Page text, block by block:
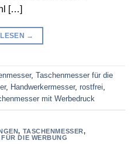
[…]
→
, Taschenmesser für die
, Handwerkermesser, rostfrei,
mit Werbedruck
, TASCHENMESSER,
DIE WERBUNG